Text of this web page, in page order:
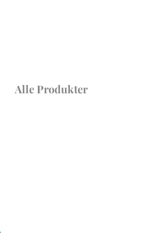
Alle Produkter